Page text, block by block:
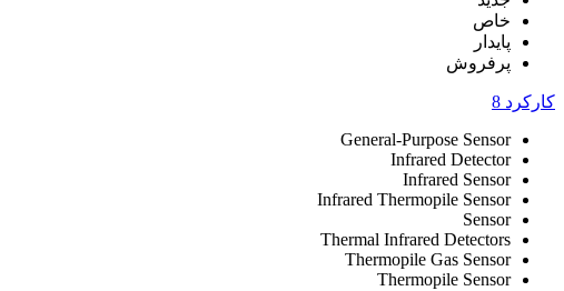
خاص
پایدار
پرفروش
کارکرد 8
General-Purpose Sensor
Infrared Detector
Infrared Sensor
Infrared Thermopile Sensor
Sensor
Thermal Infrared Detectors
Thermopile Gas Sensor
Thermopile Sensor